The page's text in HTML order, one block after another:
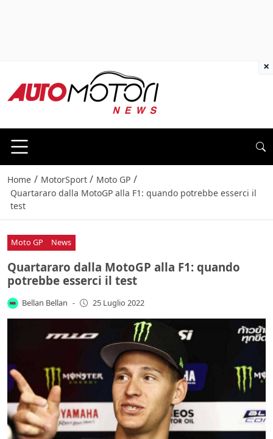
Home / MotorSport / Moto GP /
Quartararo dalla MotoGP alla F1: quando potrebbe esserci il
test
Moto GP News
Quartararo dalla MotoGP alla F1: quando
potrebbe esserci il test
Bellan Bellan - 25 Luglio 2022
×